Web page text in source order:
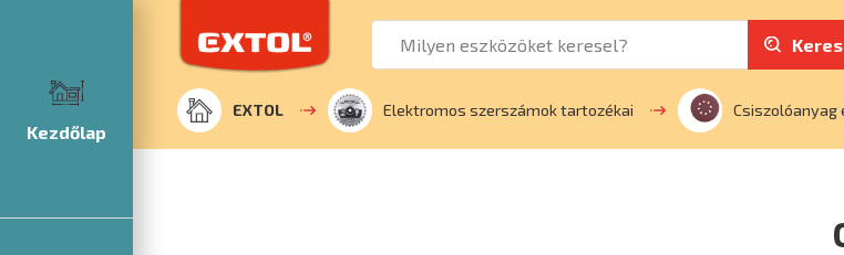
Kezdőlap
EXTOL Elektromos szerszámok tartozékai Csiszolóanyag